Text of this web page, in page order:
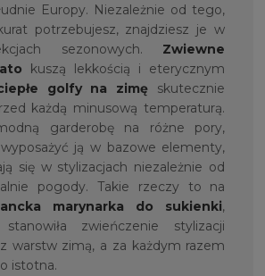
Europy. Niezależnie od tego,
potrzebujesz, znajdziesz je w
sezonowych. Zwiewne
kuszą lekkością i eterycznym
golfyna zimę skutecznie
każdą minusową temperaturą.
garderobę na różne pory,
ją w bazowe elementy,
się w stylizacjach niezależnie od
pogody. Takie rzeczy to na
marynarka do sukienki,
zwieńczenie stylizacji
warstw zimą, a za każdym razem
istotna.